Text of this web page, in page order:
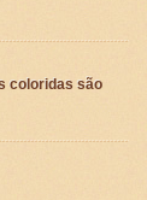
coloridas são